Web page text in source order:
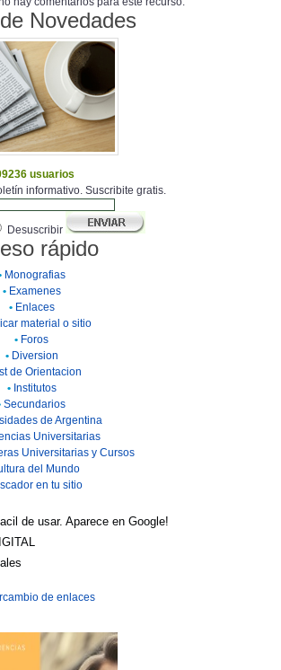
Novedades
usuarios
informativo. Suscribite gratis.
Desuscribir
rápido
Monografias
• Examenes
• Enlaces
material o sitio
• Foros
• Diversion
de Orientacion
• Institutos
Secundarios
de Argentina
Universitarias
Universitarias y Cursos
del Mundo
en tu sitio
de usar. Aparece en Google!
de enlaces